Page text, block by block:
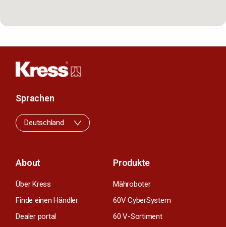
About
Über Kress
Finde einen Händler
Dealer portal
Produkte
Mähroboter
60V CyberSystem
60 V-Sortiment
Sprachen
Deutschland